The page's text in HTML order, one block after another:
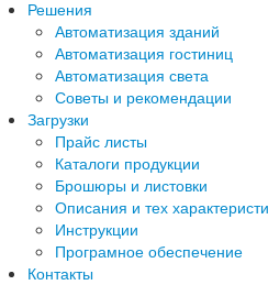
Решения
Автоматизация зданий
Автоматизация гостиниц
Автоматизация света
Советы и рекомендации
Загрузки
Прайс листы
Каталоги продукции
Брошюры и листовки
Описания и тех
Инструкции
Програмное обеспечение
Контакты